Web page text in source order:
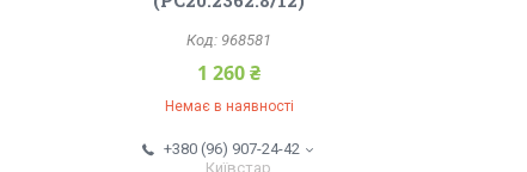
968581
1 260 ₴
Немає в наявності
+380 (96) 907-24-42
Київстар